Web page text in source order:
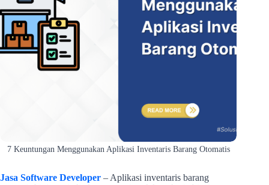
7 Keuntungan Menggunakan Aplikasi Inventaris Barang Otomatis
Jasa Software Developer – Aplikasi inventaris barang